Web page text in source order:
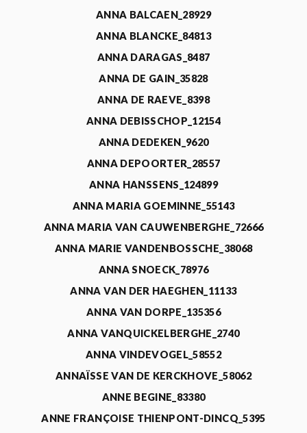
ANNA BALCAEN_28929
ANNA BLANCKE_84813
ANNA DARAGAS_8487
ANNA DE GAIN_35828
ANNA DE RAEVE_8398
ANNA DEBISSCHOP_12154
ANNA DEDEKEN_9620
ANNA DEPOORTER_28557
ANNA HANSSENS_124899
ANNA MARIA GOEMINNE_55143
ANNA MARIA VAN CAUWENBERGHE_72666
ANNA MARIE VANDENBOSSCHE_38068
ANNA SNOECK_78976
ANNA VAN DER HAEGHEN_11133
ANNA VAN DORPE_135356
ANNA VANQUICKELBERGHE_2740
ANNA VINDEVOGEL_58552
ANNAÏSSE VAN DE KERCKHOVE_58062
ANNE BEGINE_83380
ANNE FRANÇOISE THIENPONT-DINCQ_5395